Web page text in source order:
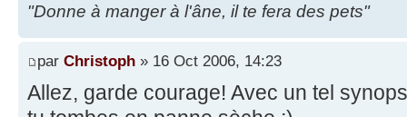
"Donne à manger à l'âne, il te fera des pets"
par Christoph » 16 Oct 2006, 14:23
Allez, garde courage! Avec un tel